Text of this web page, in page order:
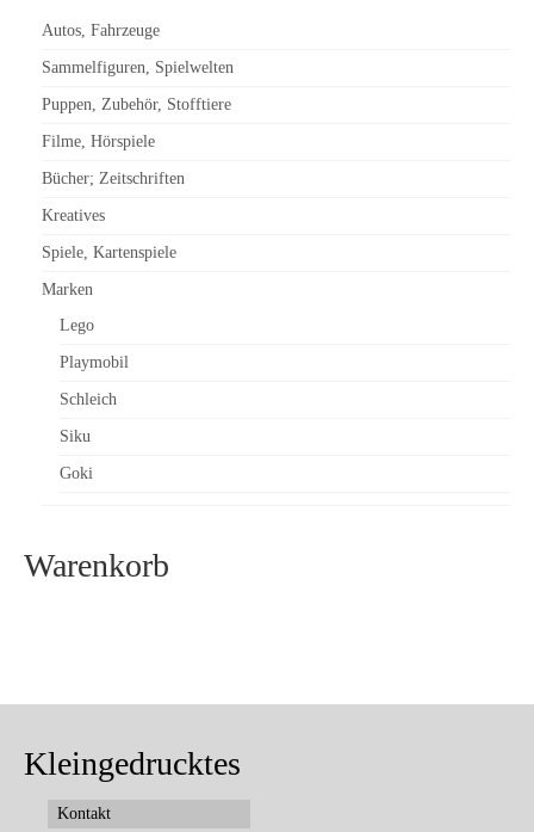
Autos, Fahrzeuge
Sammelfiguren, Spielwelten
Puppen, Zubehör, Stofftiere
Filme, Hörspiele
Bücher; Zeitschriften
Kreatives
Spiele, Kartenspiele
Marken
Lego
Playmobil
Schleich
Siku
Goki
Warenkorb
Kleingedrucktes
Kontakt